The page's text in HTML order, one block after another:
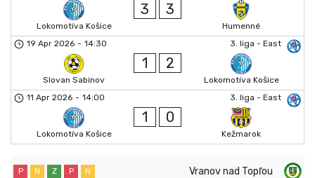
Lokomotíva Košice
3 3
Humenné
3. liga - East
19 Apr 2026 - 14:30
Slovan Sabinov
1 2
Lokomotíva Košice
3. liga - East
11 Apr 2026 - 14:00
Lokomotíva Košice
1 0
Kežmarok
Vranov nad Topľou
P N Z P N